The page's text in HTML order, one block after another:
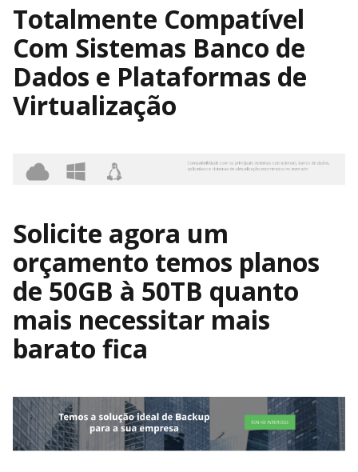
Totalmente Compatível
Com Sistemas Banco de
Dados e Plataformas de
Virtualização
Solicite agora um
orçamento temos planos
de 50GB à 50TB quanto
mais necessitar mais
barato fica